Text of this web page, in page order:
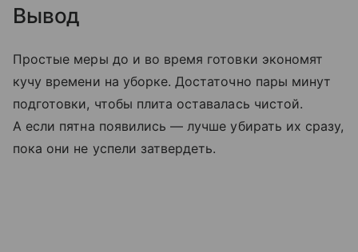
Вывод
Простые меры до и во время готовки экономят
кучу времени на уборке. Достаточно пары минут
подготовки, чтобы плита оставалась чистой.
А если пятна появились — лучше убирать их сразу,
пока они не успели затвердеть.